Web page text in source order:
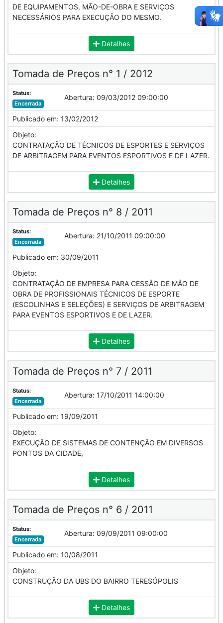
DE EQUIPAMENTOS, MÃO-DE-OBRA E SERVIÇOS
NECESSÁRIOS PARA EXECUÇÃO DO MESMO.
Detalhes
Tomada de Preços n° 1 / 2012
Status:
Encerrada
Abertura: 09/03/2012 09:00:00
Publicado em: 13/02/2012
Objeto:
CONTRATAÇÃO DE TÉCNICOS DE ESPORTES E SERVIÇOS
DE ARBITRAGEM PARA EVENTOS ESPORTIVOS E DE LAZER.
Detalhes
Tomada de Preços n° 8 / 2011
Status:
Encerrada
Abertura: 21/10/2011 09:00:00
Publicado em: 30/09/2011
Objeto:
CONTRATAÇÃO DE EMPRESA PARA CESSÃO DE MÃO DE
OBRA DE PROFISSIONAIS TÉCNICOS DE ESPORTE
(ESCOLINHAS E SELEÇÕES) E SERVIÇOS DE ARBITRAGEM
PARA EVENTOS ESPORTIVOS E DE LAZER.
Detalhes
Tomada de Preços n° 7 / 2011
Status:
Encerrada
Abertura: 17/10/2011 14:00:00
Publicado em: 19/09/2011
Objeto:
EXECUÇÃO DE SISTEMAS DE CONTENÇÃO EM DIVERSOS
PONTOS DA CIDADE,
Detalhes
Tomada de Preços n° 6 / 2011
Status:
Encerrada
Abertura: 09/09/2011 09:00:00
Publicado em: 10/08/2011
Objeto:
CONSTRUÇÃO DA UBS DO BAIRRO TERESÓPOLIS
Detalhes